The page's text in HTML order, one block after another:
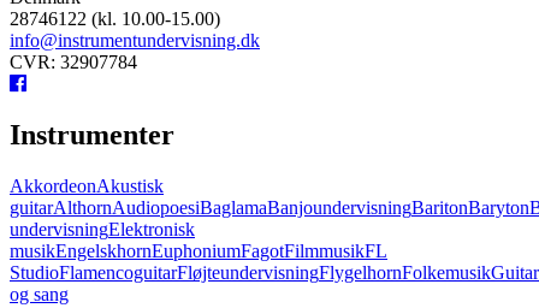
28746122 (kl. 10.00-15.00)
info@instrumentundervisning.dk
CVR: 32907784
Instrumenter
AkkordeonAkustisk
guitarAlthornAudiopoesiBaglamaBanjoundervisningBaritonBaryton
undervisningElektronisk
musikEngelskhornEuphoniumFagotFilmmusikFL
StudioFlamencoguitarFløjteundervisningFlygelhornFolkemusik
og sang